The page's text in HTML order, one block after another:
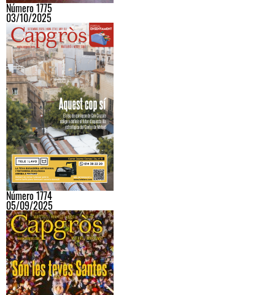
Número 1775
03/10/2025
Número 1774
05/09/2025